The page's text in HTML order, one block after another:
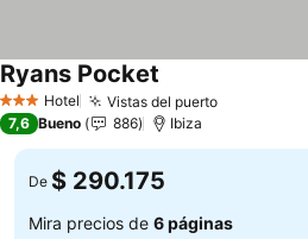
3 Estrellas
Hotel Vistas del puertoVer precios
Ryans Pocket
7,6 Bueno 886 Ibiza
De $ 290.175
Mira precios de 6 páginas